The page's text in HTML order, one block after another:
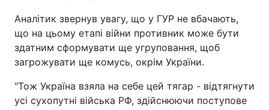
Аналітик звернув увагу, що у ГУР не вбачають,
що на цьому етапі війни противник може бути
здатним сформувати ще угруповання, щоб
загрожувати ще комусь, окрім України.
"Тож Україна взяла на себе цей тягар - відтягнути
усі сухопутні війська РФ, здійснюючи поступове